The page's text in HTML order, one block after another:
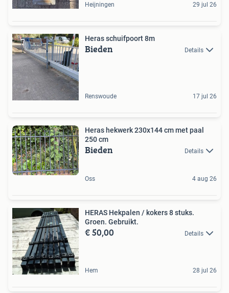
Heijningen 29 jul 26
Heras schuifpoort 8m
Bieden Details
Renswoude 17 jul 26
Heras hekwerk 230x144 cm met paal
250 cm
Bieden Details
Oss 4 aug 26
HERAS Hekpalen / kokers 8 stuks.
Groen. Gebruikt.
€ 50,00 Details
Hem 28 jul 26